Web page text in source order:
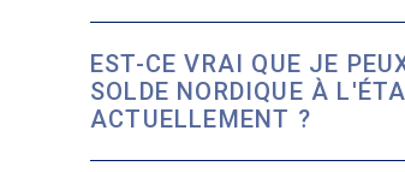
EST-CE VRAI QUE JE
SOLDE NORDIQUE À
ACTUELLEMENT ?